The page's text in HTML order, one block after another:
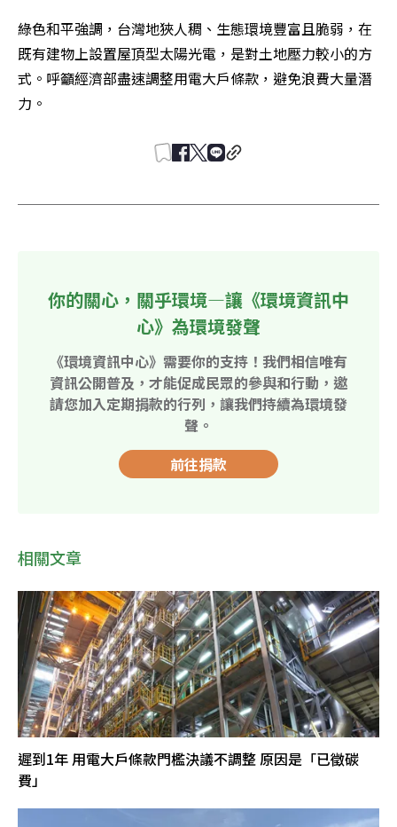
綠色和平強調，台灣地狹人稠、生態環境豐富且脆弱，在
既有建物上設置屋頂型太陽光電，是對土地壓力較小的方
式。呼籲經濟部盡速調整用電大戶條款，避免浪費大量潛
力。
你的關心，關乎環境—讓《環境資訊中
心》為環境發聲
《環境資訊中心》需要你的支持！我們相信唯有
資訊公開普及，才能促成民眾的參與和行動，邀
請您加入定期捐款的行列，讓我們持續為環境發
聲。
前往捐款
相關文章
遲到1年 用電大戶條款門檻決議不調整 原因是「已徵碳
費」